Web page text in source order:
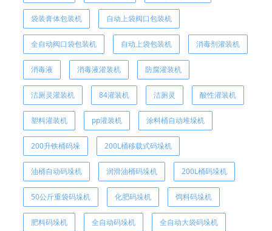
袋装膏体包装机 自动上袋阀口包装机
全自动阀口袋包装机 自动上袋包装机 消毒剂灌装机
消毒液 消毒液灌装机 防腐灌装机
洁厕灵灌装机 84灌装机 洁厕灵 酸性灌装机
塑料灌装机 pp灌装机 涂料桶自动堆垛机
200升铁桶码垛 200L桶移载式码垛机
油桶自动码垛机 润滑油桶码垛机 200L桶码垛机
50公斤重袋码垛机 化肥码垛机 饲料码垛机
肥料码垛机 全自动码垛机 全自动大袋码垛机